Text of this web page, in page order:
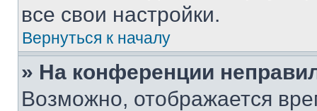
все свои настройки.
Вернуться к началу
» На конференции
Возможно, отображается